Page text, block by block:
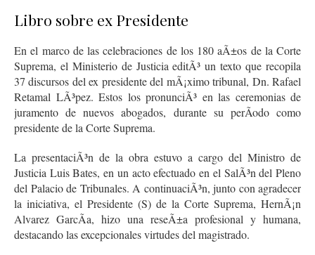
Libro sobre ex Presidente
En el marco de las celebraciones de los 180 aÃ±os de la Corte
Suprema, el Ministerio de Justicia editÃ³ un texto que recopila
37 discursos del ex presidente del mÃ¡ximo tribunal, Dn. Rafael
Retamal LÃ³pez. Estos los pronunciÃ³ en las ceremonias de
juramento de nuevos abogados, durante su perÃ­odo como
presidente de la Corte Suprema.
La presentaciÃ³n de la obra estuvo a cargo del Ministro de
Justicia Luis Bates, en un acto efectuado en el SalÃ³n del Pleno
del Palacio de Tribunales. A continuaciÃ³n, junto con agradecer
la iniciativa, el Presidente (S) de la Corte Suprema, HernÃ¡n
Alvarez GarcÃ­a, hizo una reseÃ±a profesional y humana,
destacando las excepcionales virtudes del magistrado.